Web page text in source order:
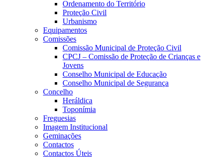
Ordenamento do Território
Proteção Civil
Urbanismo
Equipamentos
Comissões
Comissão Municipal de Proteção Civil
CPCJ – Comissão de Proteção de Crianças e
Jovens
Conselho Municipal de Educação
Conselho Municipal de Segurança
Concelho
Heráldica
Toponímia
Freguesias
Imagem Institucional
Geminações
Contactos
Contactos Úteis